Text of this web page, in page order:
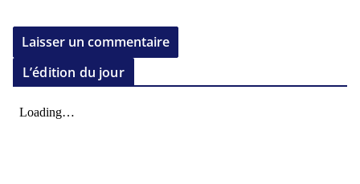
L’édition du jour